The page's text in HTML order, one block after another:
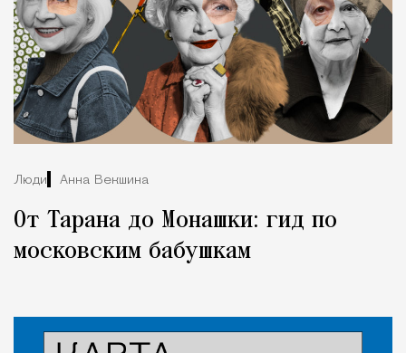
Люди Анна Векшина
От Тарана до Монашки: гид по
московским бабушкам